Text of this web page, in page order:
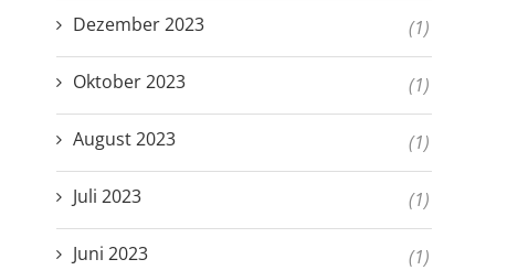
Dezember 2023 (1)
Oktober 2023 (1)
August 2023 (1)
Juli 2023 (1)
Juni 2023 (1)